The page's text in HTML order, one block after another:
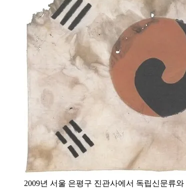
2009년 서울 은평구 진관사에서 독립신문류